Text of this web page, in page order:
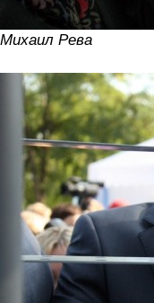
Михаил Рева